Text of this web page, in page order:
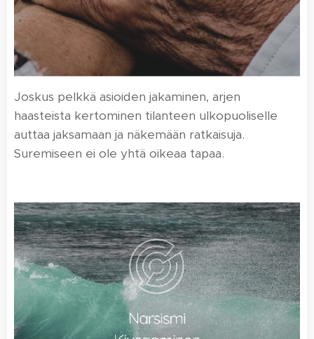
Joskus pelkkä asioiden jakaminen, arjen
haasteista kertominen tilanteen ulkopuoliselle
auttaa jaksamaan ja näkemään ratkaisuja.
Suremiseen ei ole yhtä oikeaa tapaa.